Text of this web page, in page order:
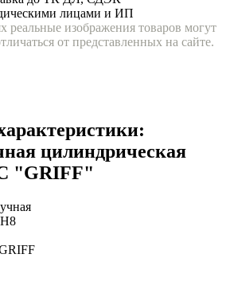
лицами и ИП
реальные изображения товаров могут
от представленных на сайте.
цилиндрическая
"GRIFF"
H8